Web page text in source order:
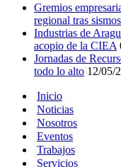
Gremios
regional tras
Industrias de
acopio de la CIEA
Jornadas de
todo lo alto 12/05/
Inicio
Noticias
Nosotros
Eventos
Trabajos
Servicios